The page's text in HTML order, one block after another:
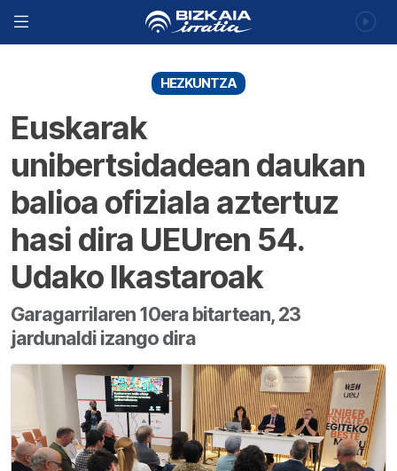
HEZKUNTZA
Euskarak
unibertsidadean daukan
balioa ofiziala aztertuz
hasi dira UEUren 54.
Udako Ikastaroak
Garagarrilaren 10era bitartean, 23
jardunaldi izango dira